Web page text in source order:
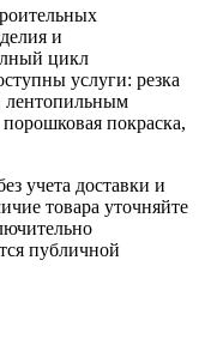
и
цикл
услуги: резка
лентопильным
покраска,
учета доставки и
товара уточняйте
публичной